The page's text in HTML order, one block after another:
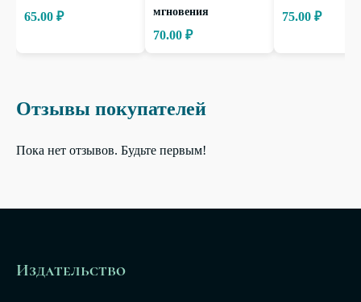
65.00 ₽
мгновения
70.00 ₽
75.00 ₽
Отзывы покупателей
Пока нет отзывов. Будьте первым!
Издательство